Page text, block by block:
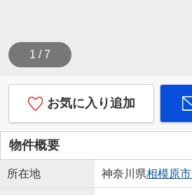
1 / 7
お気に入り追加
物件概要
所在地 神奈川県相模原